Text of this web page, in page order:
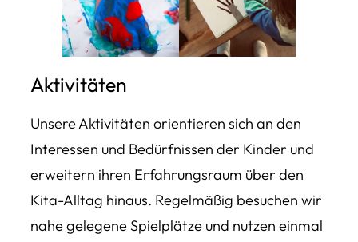
Aktivitäten
Unsere Aktivitäten orientieren sich an den
Interessen und Bedürfnissen der Kinder und
erweitern ihren Erfahrungsraum über den
Kita-Alltag hinaus. Regelmäßig besuchen wir
nahe gelegene Spielplätze und nutzen einmal